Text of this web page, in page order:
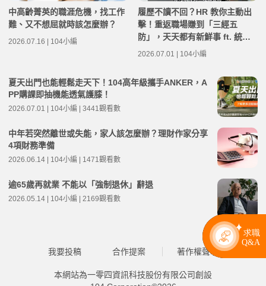
中高齡菁英的職涯危機，找工作
難、又不想屈就時該怎麼辦？
2026.07.16 | 104小編
履歷不讀不回？HR 教你主動出
擊！重返職場賺到「三經五
防」，天天都有新鮮事 ft. 統一
超商人力資源部經理 林宸碩 | 高
年級不打烊 x 用 AI 點亮第二人
2026.07.01 | 104小編
夏天出門也能輕鬆走天下！104高年級攜手ANKER，A
PP購課即抽機能透氣護膝！
2026.07.01 | 104小編 | 3441觀看數
中年若突然離世或失能，家人該怎麼辦？理財作家分享
4項財務準備
2026.06.14 | 104小編 | 1471觀看數
逾65歲再就業 不能以「強制退休」辭退
2026.05.14 | 104小編 | 2169觀看數
我要投稿 合作提案 著作權聲明
本網站為一零四資訊科技股份有限公司創設